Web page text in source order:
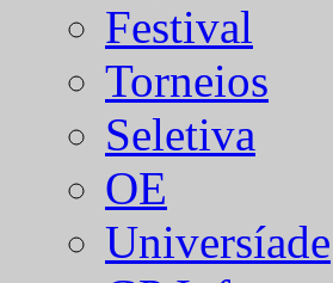
Festival
Torneios
Seletiva
OE
Universíade